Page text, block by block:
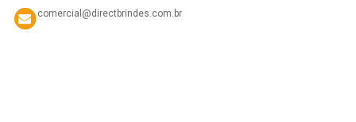
comercial@directbrindes.com.br